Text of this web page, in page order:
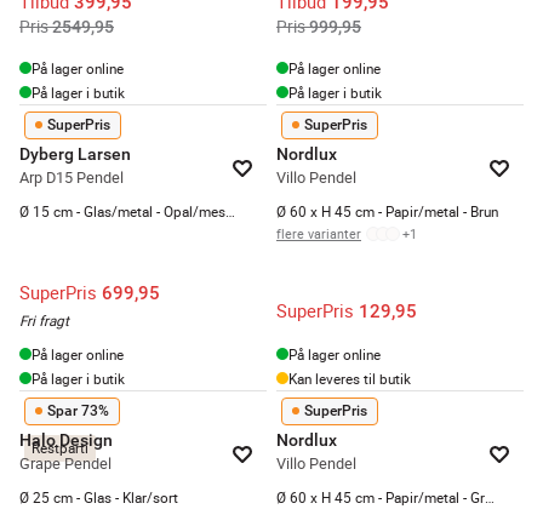
Pris2549,95
På lager online
På lager i butik
Pris999,95
På lager online
På lager i butik
SuperPris
Dyberg Larsen
Arp D15 Pendel
SuperPris 699,95
Fri fragt
På lager online
På lager i butik
SuperPris
Nordlux
Villo Pendel
Ø 60 x H 45 cm - Papir/metal - Brun
flere varianter +1
SuperPris 129,95
På lager online
Kan leveres til butik
Restparti
Spar 73%
Halo Design
Grape Pendel
Ø 25 cm - Glas - Klar/sort
SuperPris
Nordlux
Villo Pendel